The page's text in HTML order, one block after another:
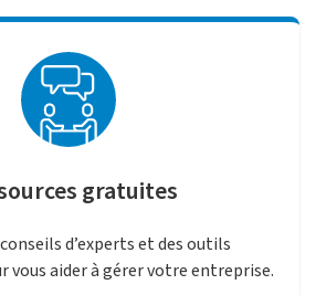
gratuites
d’experts et des outils
vous aider à gérer votre entreprise.